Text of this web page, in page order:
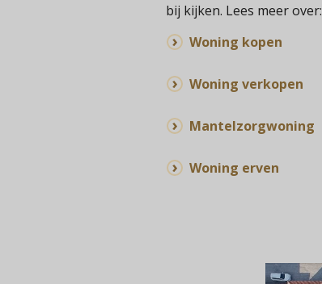
bij kijken. Lees meer over:
Woning kopen
Woning verkopen
Mantelzorgwoning
Woning erven